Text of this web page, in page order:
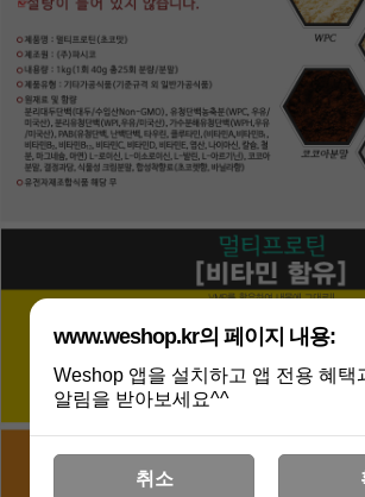
www.weshop.kr의 페이지 내용:
Weshop 앱을 설치하고 앱 전용 혜택
알림을 받아보세요^^
취소